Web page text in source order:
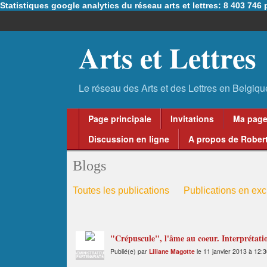
Statistiques google analytics du réseau arts et lettres: 8 403 746
Arts et Lettres
Page principale Invitations Ma page
Discussion en ligne
A propos de
Blogs
Toutes les publications Publications en
ADMINISTRATEUR
PARTENARIATS
"Crépuscule", l'âme au coeur.
Publié(e) par Liliane Magotte le 11 janvier 2013 à